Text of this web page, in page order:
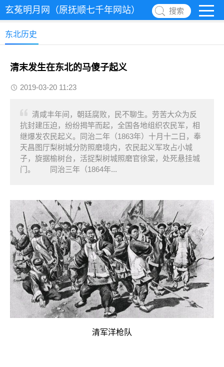
玄菟明月网（原抚顺七千年网站） 搜索
东北历史
清末发生在东北的马傻子起义
2019-03-20 11:23
清咸丰年间，朝廷腐败，民不聊生。劳苦大众为反
抗封建压迫，纷纷揭竿而起，全国各地组织农民军，相
继爆发农民起义。同治二年（1863年）十月十二日，奉
天昌图厅梨树城分防照磨境内，农民起义军攻占小城
子，旋据榆树台，活捉梨树城照磨官徐棠，处死悬挂城
门。 同治三年（1864年...
清军洋枪队